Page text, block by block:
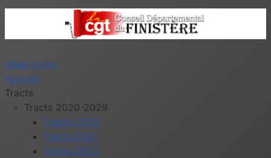
Open menu
Accueil
Tracts
Tracts 2020-2029
Tracts 2020
Tracts 2021
Tracts 2022